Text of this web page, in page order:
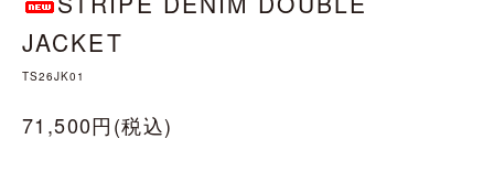
JACKET
TS26JK01
71,500円(税込)